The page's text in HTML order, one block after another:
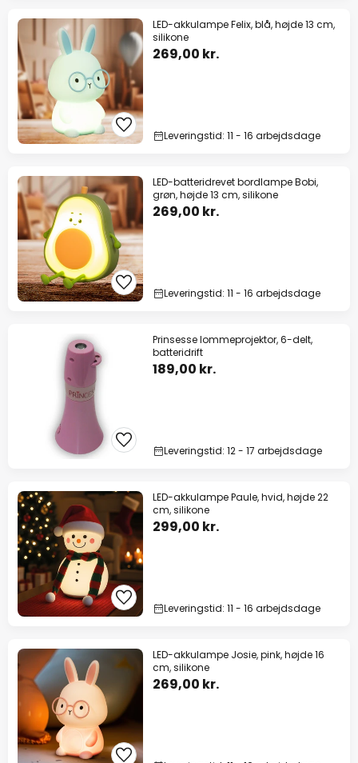
LED-akkulampe Felix, blå, højde 13 cm,
silikone
269,00 kr.
Leveringstid: 11 - 16 arbejdsdage
LED-batteridrevet bordlampe Bobi,
grøn, højde 13 cm, silikone
269,00 kr.
Leveringstid: 11 - 16 arbejdsdage
Prinsesse lommeprojektor, 6-delt,
batteridrift
189,00 kr.
Leveringstid: 12 - 17 arbejdsdage
LED-akkulampe Paule, hvid, højde 22
cm, silikone
299,00 kr.
Leveringstid: 11 - 16 arbejdsdage
LED-akkulampe Josie, pink, højde 16
cm, silikone
269,00 kr.